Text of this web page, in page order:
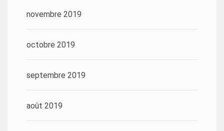
novembre 2019
octobre 2019
septembre 2019
août 2019